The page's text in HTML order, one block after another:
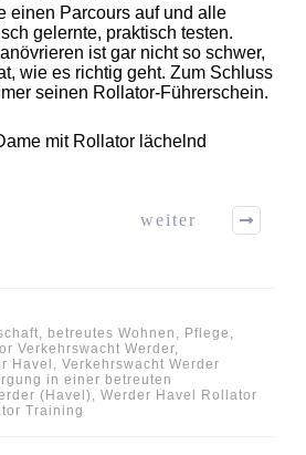
einen Parcours auf und alle
gelernte, praktisch testen.
ist gar nicht so schwer,
wie es richtig geht. Zum Schluss
seinen Rollator-Führerschein.
weiter
betreutes Wohnen, Pflege,
Verkehrswacht Werder,
Havel, Verkehrswacht Werder
in einer betreuten
(Havel), Werder Havel Rollator
Training